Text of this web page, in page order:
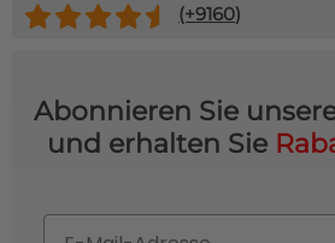
(+9160)
Abonnieren Sie
und erhalten Sie